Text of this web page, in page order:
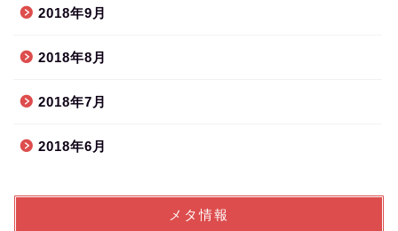
2018年9月
2018年8月
2018年7月
2018年6月
メタ情報